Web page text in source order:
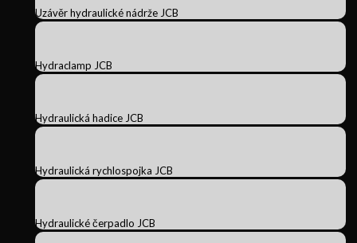
Uzávěr hydraulické nádrže JCB
Hydraclamp JCB
Hydraulická hadice JCB
Hydraulická rychlospojka JCB
Hydraulické čerpadlo JCB